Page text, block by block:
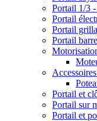
Portail 1/3
Portail
Portail
Portail
Portail et
Portail sur
Portail et